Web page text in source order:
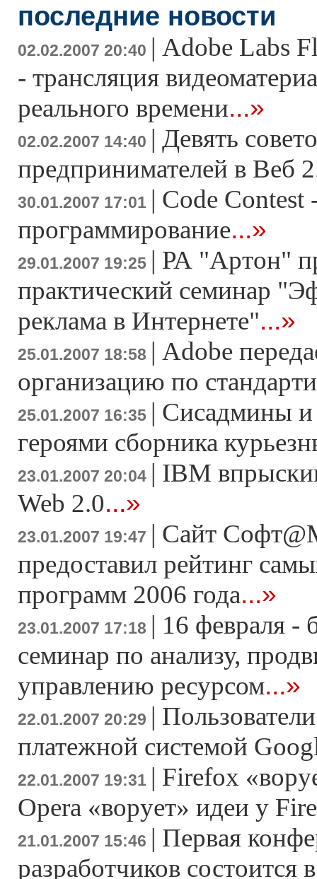
последние новости
02.02.2007 20:40 | Adobe Labs
- трансляция
реального времени...»
02.02.2007 14:40 | Девять
предпринимателей в Веб
30.01.2007 17:01 | Code Contest
программирование...»
29.01.2007 19:25 | РА "Артон"
практический семинар
реклама в Интернете"...»
25.01.2007 18:58 | Adobe
организацию по
25.01.2007 16:35 | Сисадмины и
героями сборника
23.01.2007 20:04 | IBM
Web 2.0...»
23.01.2007 19:47 | Сайт
предоставил рейтинг
программ 2006 года...»
23.01.2007 17:18 | 16 февраля -
семинар по анализу,
управлению ресурсом...»
22.01.2007 20:29 |
платежной системой
22.01.2007 19:31 | Firefox
Opera «ворует» идеи у
21.01.2007 15:46 | Первая
разработчиков состоится